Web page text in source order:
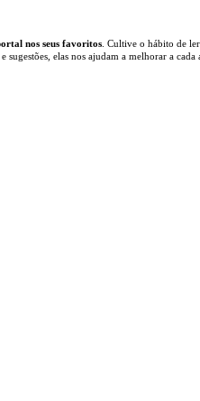
nos seus favoritos . Cultive o hábito de
sugestões, elas nos ajudam a melhorar a cada